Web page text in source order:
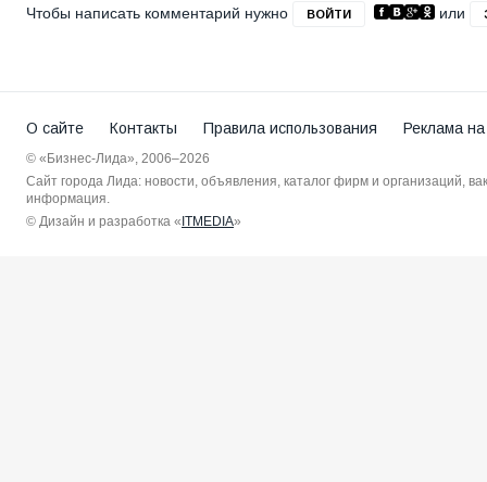
Чтобы написать комментарий нужно ВОЙТИ или
О сайте Контакты Правила использования Реклама
© «Бизнес-Лида», 2006–2026
Сайт города Лида: новости, объявления, каталог фирм и организаций,
информация.
© Дизайн и разработка «ITMEDIA»